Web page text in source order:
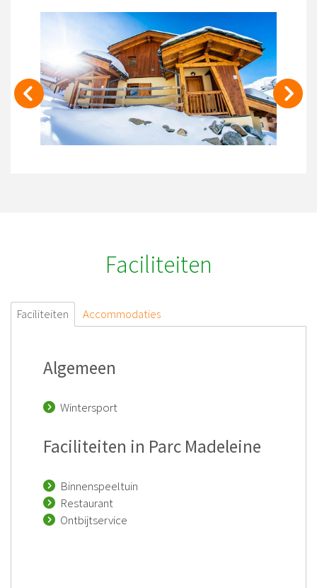
Faciliteiten
Faciliteiten Accommodaties
Algemeen
Wintersport
Faciliteiten in Parc Madeleine
Binnenspeeltuin
Restaurant
Ontbijtservice